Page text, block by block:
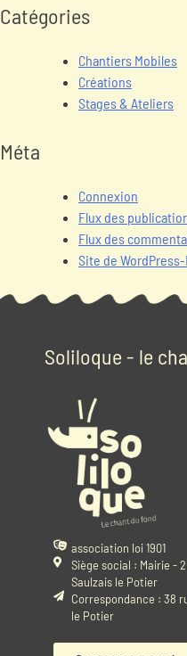
Catégories
Chantiers Mobiles
Créations
Stages & Ateliers
Méta
Connexion
Flux des
Flux des
Site de WordPress-
Soliloque - le
association loi 1901
Siège social : Mairie -
Saulzais le Potier
Correspondance : 38
le Potier